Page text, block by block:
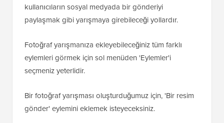
kullanıcıların sosyal medyada bir gönderiyi
paylaşmak gibi yarışmaya girebileceği yollardır.
Fotoğraf yarışmanıza ekleyebileceğiniz tüm farklı
eylemleri görmek için sol menüden 'Eylemler'i
seçmeniz yeterlidir.
Bir fotoğraf yarışması oluşturduğumuz için, 'Bir resim
gönder' eylemini eklemek isteyeceksiniz.